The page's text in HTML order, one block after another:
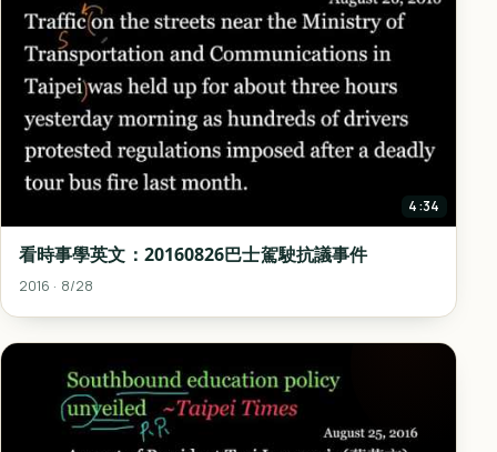
4:34
看時事學英文：20160826巴士駕駛抗議事件
2016 · 8/28